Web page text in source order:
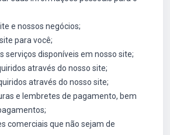
e nossos negócios;
para você;
serviços disponíveis em nosso site;
através do nosso site;
através do nosso site;
e lembretes de pagamento, bem
comerciais que não sejam de